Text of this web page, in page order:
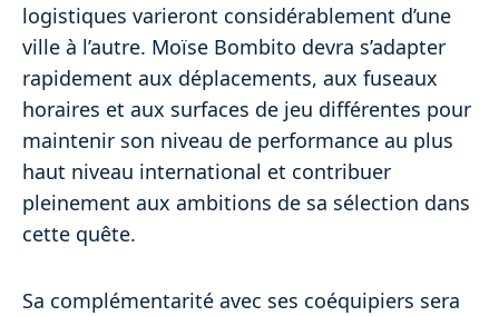
logistiques varieront considérablement d’une
ville à l’autre. Moïse Bombito devra s’adapter
rapidement aux déplacements, aux fuseaux
horaires et aux surfaces de jeu différentes pour
maintenir son niveau de performance au plus
haut niveau international et contribuer
pleinement aux ambitions de sa sélection dans
cette quête.
Sa complémentarité avec ses coéquipiers sera